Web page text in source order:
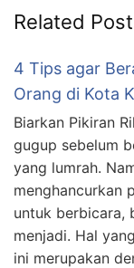
Related
4 Tips agar
Orang di Kota
Biarkan Pikiran
gugup sebelum
yang lumrah.
menghancurkan
untuk berbicara,
menjadi. Hal
ini merupakan